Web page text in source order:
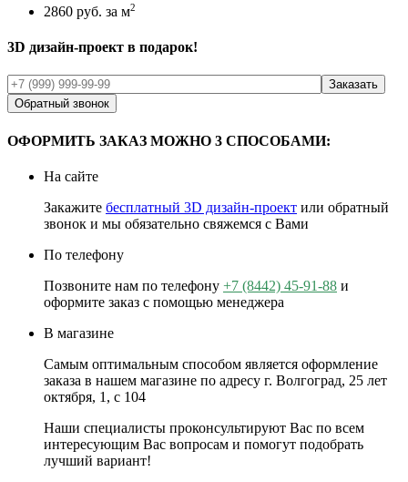
2860 руб. за м2
3D дизайн-проект в подарок!
Обратный звонок
ОФОРМИТЬ ЗАКАЗ МОЖНО 3 СПОСОБАМИ:
На сайте
Закажите бесплатный 3D дизайн-проект или обратный
звонок и мы обязательно свяжемся с Вами
По телефону
Позвоните нам по телефону +7 (8442) 45-91-88 и
оформите заказ с помощью менеджера
В магазине
Самым оптимальным способом является оформление
заказа в нашем магазине по адресу г. Волгоград, 25 лет
октября, 1, с 104
Наши специалисты проконсультируют Вас по всем
интересующим Вас вопросам и помогут подобрать
лучший вариант!